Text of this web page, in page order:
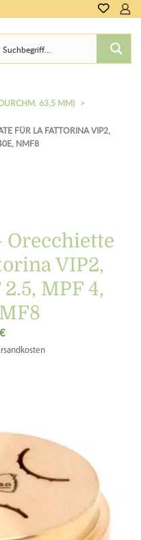
0,00
63,5 MM)
FÜR LA FATTORINA VIP2,
NMF8
Orecchiette
VIP2,
MPF 4,
€